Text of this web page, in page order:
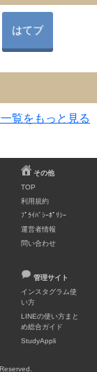
はてブ
覧をもっと見る
その他
TOP
利用規約
ﾌﾟﾗｲﾊﾞｼｰﾎﾟﾘｼｰ
運営者情報
問い合わせ
管理サイト
インスタグラム使
い方
LINEの使い方まと
め総合ガイド
StudyAppli